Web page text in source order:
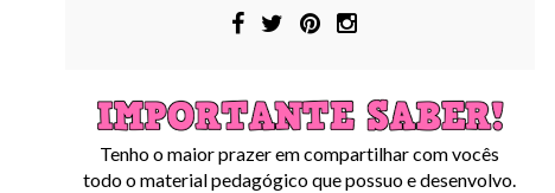
Tenho o maior prazer em compartilhar com vocês
todo o material pedagógico que possuo e desenvolvo.